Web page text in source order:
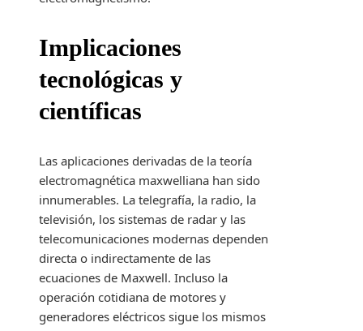
Implicaciones
tecnológicas y
científicas
Las aplicaciones derivadas de la teoría
electromagnética maxwelliana han sido
innumerables. La telegrafía, la radio, la
televisión, los sistemas de radar y las
telecomunicaciones modernas dependen
directa o indirectamente de las
ecuaciones de Maxwell. Incluso la
operación cotidiana de motores y
generadores eléctricos sigue los mismos